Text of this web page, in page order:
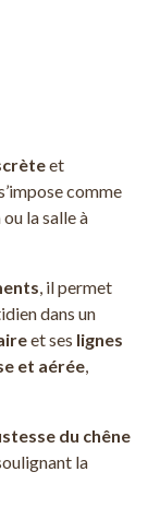
et
s’impose comme
la salle à
, il permet
dans un
et ses lignes
et aérée
du chêne
la